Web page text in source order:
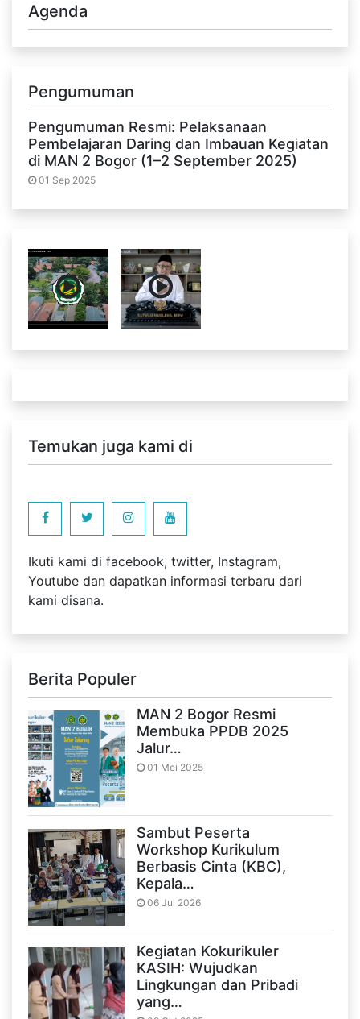
Agenda
Pengumuman
Pengumuman Resmi: Pelaksanaan
Pembelajaran Daring dan Imbauan Kegiatan
di MAN 2 Bogor (1–2 September 2025)
01 Sep 2025
Temukan juga kami di
Ikuti kami di facebook, twitter, Instagram,
Youtube dan dapatkan informasi terbaru dari
kami disana.
Berita Populer
MAN 2 Bogor Resmi
Membuka PPDB 2025
Jalur…
01 Mei 2025
Sambut Peserta
Workshop Kurikulum
Berbasis Cinta (KBC),
Kepala…
06 Jul 2026
Kegiatan Kokurikuler
KASIH: Wujudkan
Lingkungan dan Pribadi
yang…